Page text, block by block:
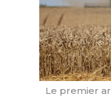
Le premier